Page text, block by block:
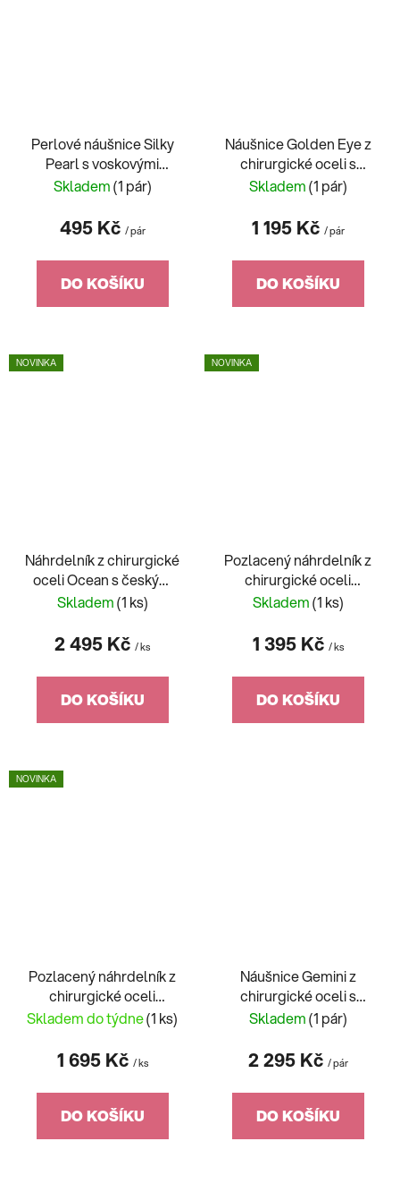
Perlové náušnice Silky
Pearl s voskovými
perlemi Preciosa, bílé
Skladem(1 pár)
495 Kč / pár
DO KOŠÍKU
Náušnice Golden Eye z
chirurgické oceli s
českým křišťálem
Skladem(1 pár)
1 195 Kč / pár
DO KOŠÍKU
NOVINKA
Náhrdelník z chirurgické
oceli Ocean s českým
křišťálem Preciosa,
Skladem(1 ks)
2 495 Kč / ks
DO KOŠÍKU
NOVINKA
Pozlacený náhrdelník z
chirurgické oceli
Sundrop s kubickou
7483Y00
Skladem(1 ks)
1 395 Kč / ks
DO KOŠÍKU
NOVINKA
Pozlacený náhrdelník z
chirurgické oceli
Miracle s kubickou
7498Y00
Skladem do týdne(1 ks)
1 695 Kč / ks
DO KOŠÍKU
Náušnice Gemini z
chirurgické oceli s
kubickou zirkonií
7338 00
Skladem(1 pár)
2 295 Kč / pár
DO KOŠÍKU